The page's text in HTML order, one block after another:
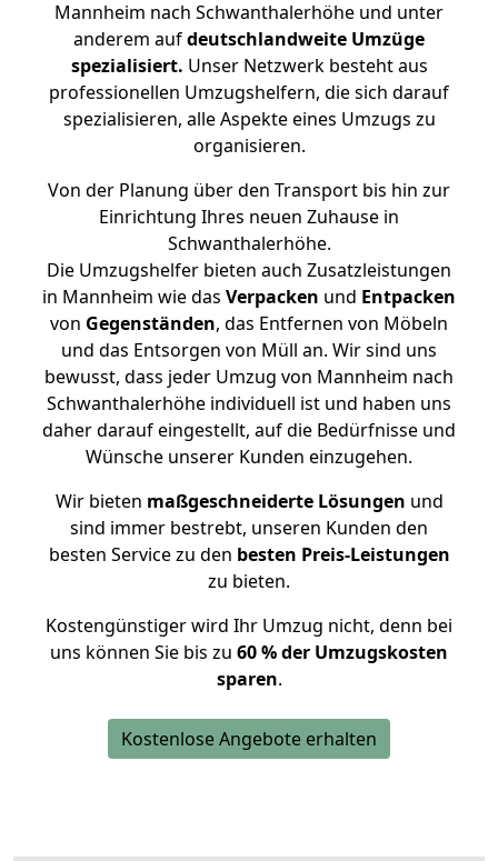
Mannheim nach Schwanthalerhöhe und unter
anderem aufdeutschlandweite Umzüge
spezialisiert. Unser Netzwerk besteht aus
professionellen Umzugshelfern, die sich darauf
spezialisieren, alle Aspekte eines Umzugs zu
organisieren.
Von der Planung über den Transport bis hin zur
Einrichtung Ihres neuen Zuhause in
Schwanthalerhöhe.
Die Umzugshelfer bieten auch Zusatzleistungen
in Mannheim wie das Verpacken und Entpacken
von Gegenständen, das Entfernen von Möbeln
und das Entsorgen von Müll an. Wir sind uns
bewusst, dass jeder Umzug von Mannheim nach
Schwanthalerhöhe individuell ist und haben uns
daher darauf eingestellt, auf die Bedürfnisse und
Wünsche unserer Kunden einzugehen.
Wir bieten maßgeschneiderte Lösungen und
sind immer bestrebt, unseren Kunden den
besten Service zu den besten Preis-Leistungen
zu bieten.
Kostengünstiger wird Ihr Umzug nicht, denn bei
uns können Sie bis zu 60 % der Umzugskosten
sparen.
Kostenlose Angebote erhalten